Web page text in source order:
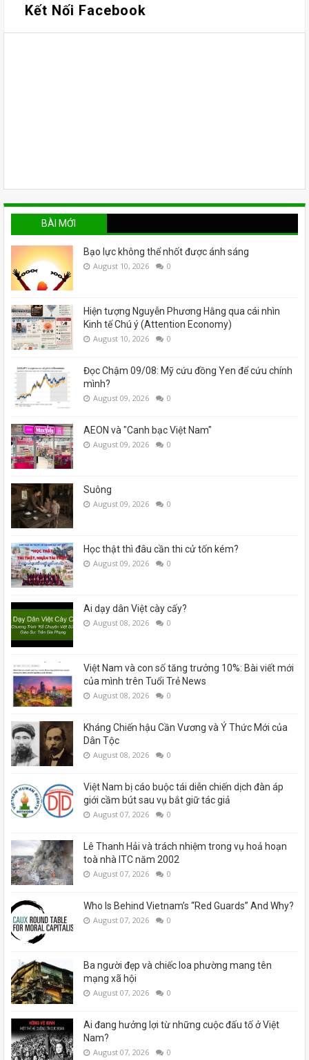
Kết Nối Facebook
BÀI MỚI
Bạo lực không thể nhốt được ánh sáng
August 10, 2026 0
Hiện tượng Nguyễn Phương Hằng qua cái nhìn
Kinh tế Chú ý (Attention Economy)
August 10, 2026 0
Đọc Chậm 09/08: Mỹ cứu đồng Yen để cứu chính
mình?
August 09, 2026 0
AEON và "Canh bạc Việt Nam"
August 09, 2026 0
Suông
August 09, 2026 0
Học thật thì đâu cần thi cử tốn kém?
August 09, 2026 0
Ai dạy dân Việt cày cấy?
August 08, 2026 0
Việt Nam và con số tăng trưởng 10%: Bài viết mới
của mình trên Tuổi Trẻ News
August 08, 2026 0
Kháng Chiến hậu Cần Vương và Ý Thức Mới của
Dân Tộc
August 08, 2026 0
Việt Nam bị cáo buộc tái diễn chiến dịch đàn áp
giới cầm bút sau vụ bắt giữ tác giả
August 07, 2026 0
Lê Thanh Hải và trách nhiệm trong vụ hoả hoạn
toà nhà ITC năm 2002
August 07, 2026 0
Who Is Behind Vietnam’s “Red Guards” And Why?
August 07, 2026 0
Ba người đẹp và chiếc loa phường mang tên
mạng xã hội
August 07, 2026 0
Ai đang hưởng lợi từ những cuộc đấu tố ở Việt
Nam?
August 07, 2026 0